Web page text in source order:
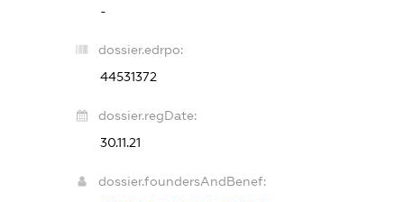
-
dossier.edrpo:
44531372
dossier.regDate:
30.11.21
dossier.foundersAndBenef: